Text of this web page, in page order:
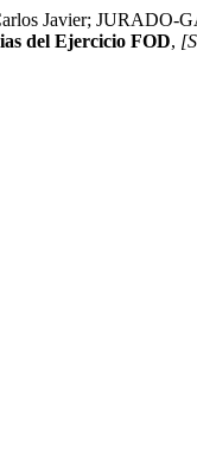
Javier; JURADO-
del Ejercicio FOD,